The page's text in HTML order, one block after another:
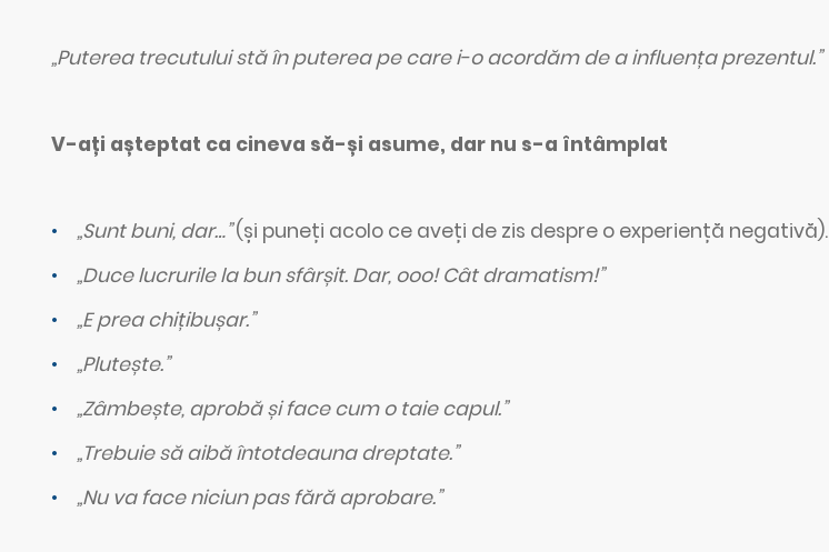
„Puterea trecutului stă în puterea pe care i-o acordăm de a influența prezentul.”
V-ați așteptat ca cineva să-și asume, dar nu s-a întâmplat
„Sunt buni, dar…”(și puneți acolo ce aveți de zis despre o experiență negativă).
„Duce lucrurile la bun sfârșit. Dar, ooo! Cât dramatism!”
„E prea chițibușar.”
„Plutește.”
„Zâmbește, aprobă și face cum o taie capul.”
„Trebuie să aibă întotdeauna dreptate.”
„Nu va face niciun pas fără aprobare.”